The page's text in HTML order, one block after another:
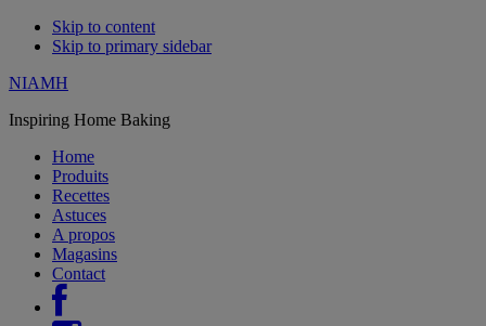
Skip to content
Skip to primary sidebar
NIAMH
Inspiring Home Baking
Home
Produits
Recettes
Astuces
A propos
Magasins
Contact